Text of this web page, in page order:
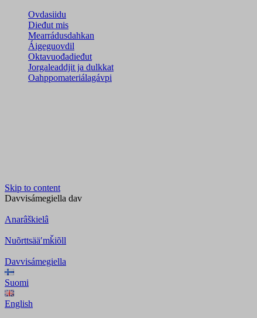
Ovdasiidu
Dieđut mis
Mearrádusdahkan
Áigeguovdil
Oktavuođadieđut
Jorgaleaddjit ja dulkkat
Oahppomateriálagávpi
Skip to content
Davvisámegiella dav
Anarâškielâ
Nuõrttsääʹmǩiõll
Davvisámegiella
Suomi
English